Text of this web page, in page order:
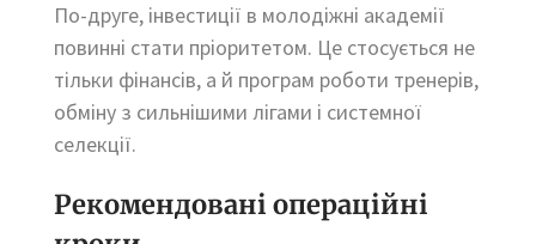
По-друге, інвестиції в молодіжні академії
повинні стати пріоритетом. Це стосується не
тільки фінансів, а й програм роботи тренерів,
обміну з сильнішими лігами і системної
селекції.
Рекомендовані операційні